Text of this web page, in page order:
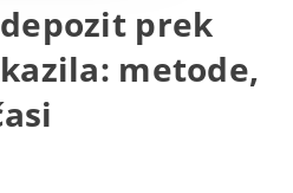
prek
metode,